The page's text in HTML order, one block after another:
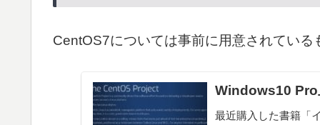
CentOS7については事前に用意されてい
Windows10 Pro
最近購入した書籍「